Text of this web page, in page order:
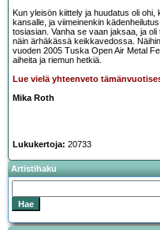
Kun yleisön kiittely ja huudatus oli
kansalle, ja viimeinenkin
tosiasian. Vanha se vaan jaksaa, ja
näin ärhäkässä keikkavedossa.
vuoden 2005 Tuska Open Air Metal
aiheita ja riemun hetkiä.
Lue vielä yhteenveto
Mika Roth
Lukukertoja: 20733
Artistihaku